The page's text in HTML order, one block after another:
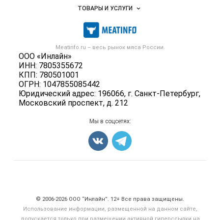
Meatinfo.ru – весь рынок мяса России.
ООО «Инлайн»
ИНН: 7805355672
КПП: 780501001
ОГРН: 1047855085442
Юридический адрес: 196066, г. Санкт-Петербург,
Московский проспект, д. 212
Размещение рекламы
Публичная оферта
Контактная информация
Политика обработки персональных данных
Объявления
Новости рынка
Мониторинг
Вакансии
ТОВАРЫ И УСЛУГИ
Мясо, мясопродукты
Скот в живом весе
Колбасы, сосиски, деликатесы
Мясные полуфабрикаты
Мясные снеки
Яйца
Карта объявлений
Мы в соцсетях:
© 2006‑2026 ООО “Инлайн”. 12+ Все права защищены.
Использование информации, размещенной на данном сайте,